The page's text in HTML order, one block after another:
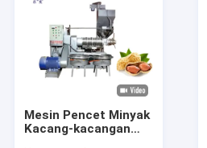
Mesin Pencet Minyak
Kacang-kacangan